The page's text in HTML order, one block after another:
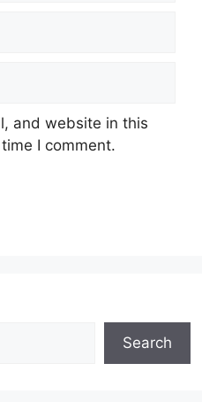
and website in this
I comment.
Search